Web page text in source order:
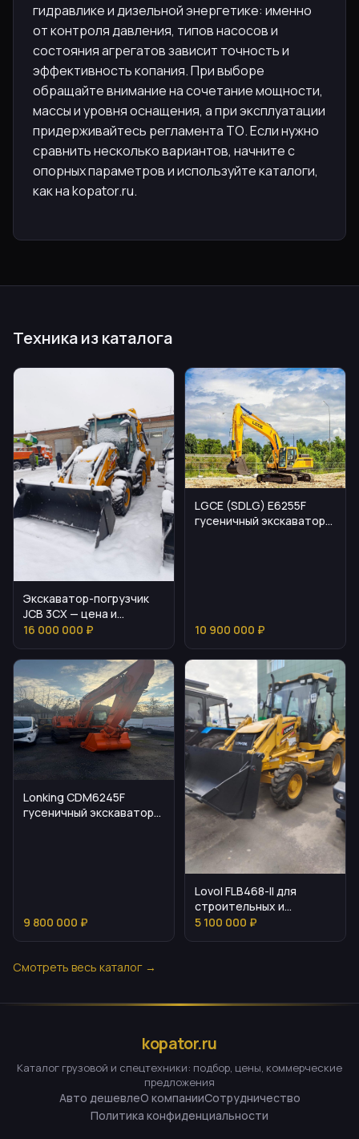
гидравлике и дизельной энергетике: именно
от контроля давления, типов насосов и
состояния агрегатов зависит точность и
эффективность копания. При выборе
обращайте внимание на сочетание мощности,
массы и уровня оснащения, а при эксплуатации
придерживайтесь регламента ТО. Если нужно
сравнить несколько вариантов, начните с
опорных параметров и используйте каталоги,
как на kopator.ru.
Техника из каталога
Экскаватор-погрузчик
JCB 3CX — цена и
эксплуатация
16 000 000 ₽
LGCE (SDLG) E6255F
гусеничный экскаватор
10 900 000 ₽
Lonking CDM6245F
гусеничный экскаватор:
9 800 000 ₽
Lovol FLB468-II для
строительных и
дорожных работ
5 100 000 ₽
Смотреть весь каталог →
kopator.ru
Каталог грузовой и спецтехники: подбор, цены, коммерческие
предложения
Авто дешевлеО компанииСотрудничество
Политика конфиденциальности